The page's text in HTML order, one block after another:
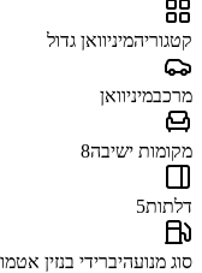
קטגוריהמיניוואן גדול
מרכבמיניוואן
מקומות ישיבה8
דלתות5
סוג מנועהיברידי בנזין